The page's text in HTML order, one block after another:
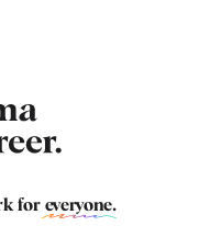
for everyone.